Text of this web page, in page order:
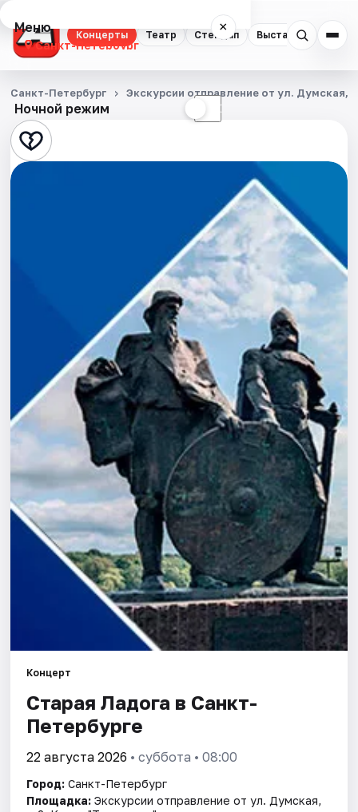
Концерты Театр Стендап Выставки
Меню ×
Санкт-Петербург
Концерты
Театр
Стендап
Города
Площадки
Артисты
Рейтинги
Ночной режим ☾
Санкт-Петербург Экскурсии отправление от ул. Думская,
Концерт
Старая Ладога в Санкт-
Петербурге
22 августа 2026 • суббота • 08:00
Город: Санкт-Петербург
Площадка: Экскурсии отправление от ул. Думская,